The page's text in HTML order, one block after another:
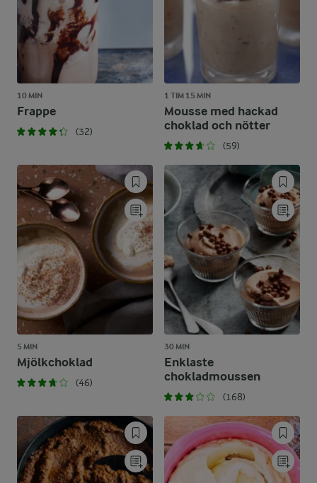
10 MIN
Frappe
(32)
1 TIM 15 MIN
Mousse med hackad
choklad och nötter
(59)
5 MIN
Mjölkchoklad
(46)
30 MIN
Enklaste
chokladmoussen
(168)